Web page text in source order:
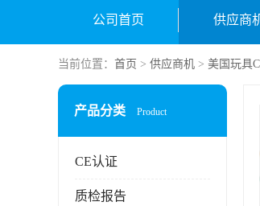
公司首页 供应商
当前位置： 首页 > 供应商机 > 美国玩具
产品分类 Product
CE认证
质检报告